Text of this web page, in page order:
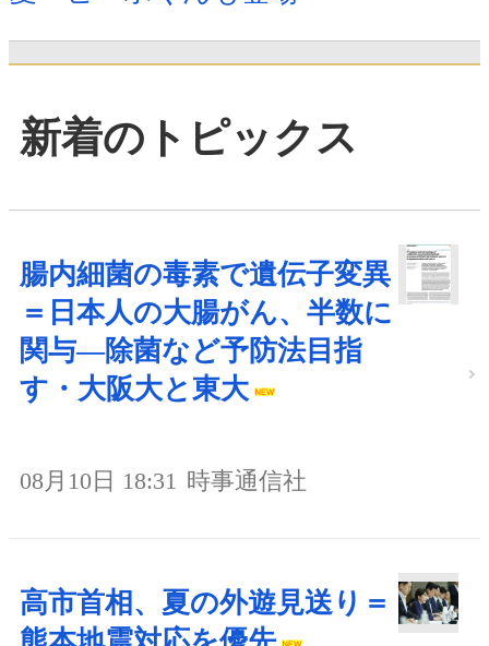
新着のトピックス
腸内細菌の毒素で遺伝子変異
＝日本人の大腸がん、半数に
関与―除菌など予防法目指
す・大阪大と東大
08月10日 18:31 時事通信社
高市首相、夏の外遊見送り＝